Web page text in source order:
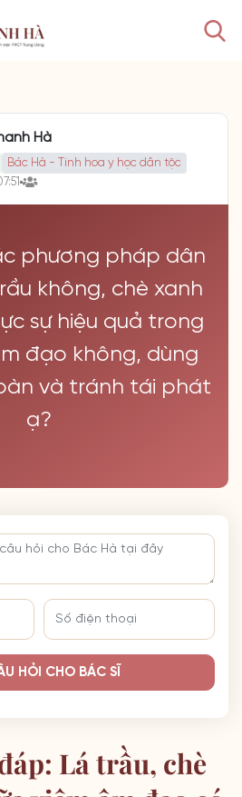
Hà
Bác Hà - Tinh hoa y học dân tộc
phương pháp dân
không, chè xanh
sự hiệu quả trong
đạo không, dùng
và tránh tái phát
ạ?
HỎI CHO BÁC SĨ
Lá trầu, chè